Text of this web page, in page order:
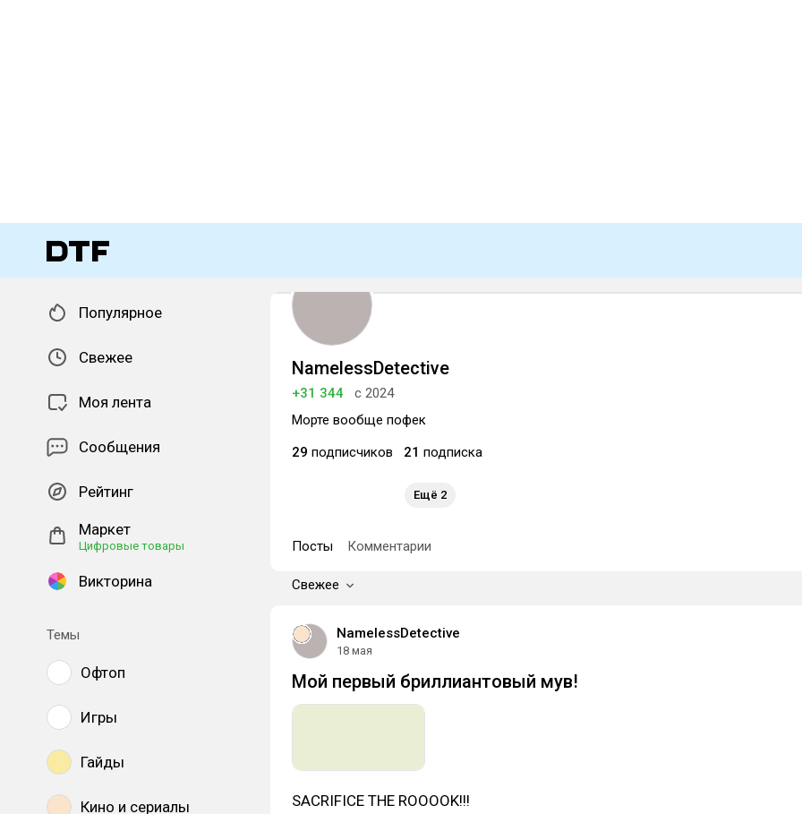
Популярное
Свежее
Моя лента
Сообщения
Рейтинг
Маркет
Цифровые товары
Викторина
Темы
Офтоп
Игры
Гайды
Кино и сериалы
NamelessDetective
+31 344
с 2024
Морте вообще пофек
29 подписчиков 21 подписка
Ещё 2
Посты Комментарии
Свежее
NamelessDetective
18 мая
Мой первый бриллиантовый мув!
SACRIFICE THE ROOOOK!!!